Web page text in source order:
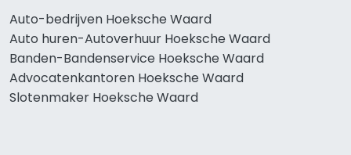
Auto-bedrijven Hoeksche Waard
Auto huren-Autoverhuur Hoeksche Waard
Banden-Bandenservice Hoeksche Waard
Advocatenkantoren Hoeksche Waard
Slotenmaker Hoeksche Waard